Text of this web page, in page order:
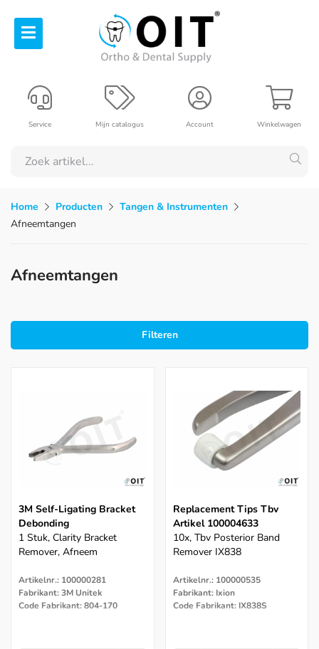
Winkelwagen
Account
Mijn catalogus
Service
Home Producten
Tangen & Instrumenten
Afneemtangen
Afneemtangen
Filteren
3M Self-Ligating Bracket
Debonding
1 Stuk, Clarity Bracket
Remover, Afneem
Artikelnr.: 100000281
Fabrikant: 3M Unitek
Code Fabrikant: 804-170
Replacement Tips Tbv
Artikel 100004633
10x, Tbv Posterior Band
Remover IX838
Artikelnr.: 100000535
Fabrikant: Ixion
Code Fabrikant: IX838S